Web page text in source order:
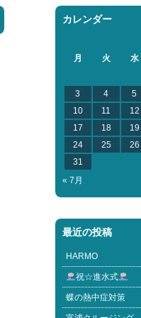
カレンダー
月
火 水
3
4 5
10
11 12
17
18 19
24
25 26
31
« 7月
最近の投稿
HARMO
祝☆進水式
蝶の熱中症対策